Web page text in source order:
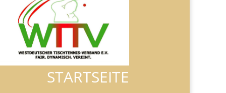
STARTSEITE